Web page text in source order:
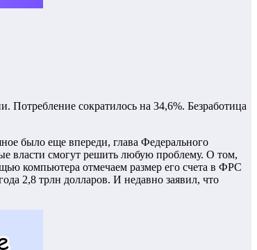
сократилось на 34,6%. Безработица
было еще впереди, глава Федерального
власти смогут решить любую проблему. О том,
компьютера отмечаем размер его счета в ФРС
2,8 трлн долларов. И недавно заявил, что